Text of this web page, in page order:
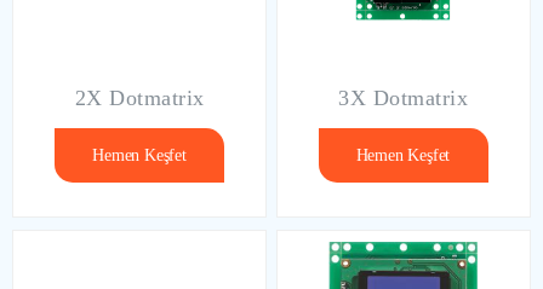
2X Dotmatrix
Hemen Keşfet
3X Dotmatrix
Hemen Keşfet